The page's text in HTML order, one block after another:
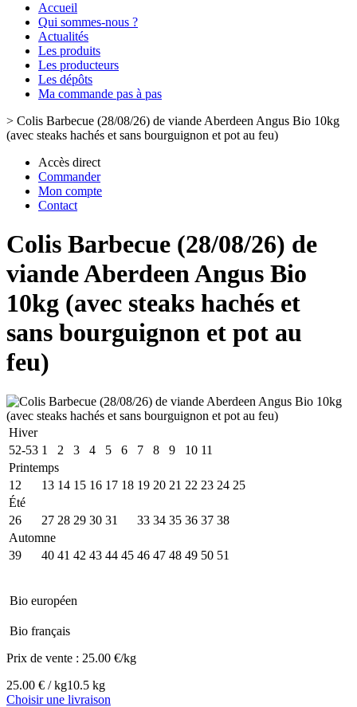
Accueil
Qui sommes-nous ?
Actualités
Les produits
Les producteurs
Les dépôts
Ma commande pas à pas
> Colis Barbecue (28/08/26) de viande Aberdeen Angus Bio 10kg
(avec steaks hachés et sans bourguignon et pot au feu)
Accès direct
Commander
Mon compte
Contact
Colis Barbecue (28/08/26) de
viande Aberdeen Angus Bio
10kg (avec steaks hachés et
sans bourguignon et pot au
feu)
Hiver
52-53 1 2 3 4 5 6 7 8 9 10 11
Printemps
12
13 14 15 16 17 18 19 20 21 22 23 24 25
Été
26
27 28 29 30 31 33 34 35 36 37 38
Automne
39
40 41 42 43 44 45 46 47 48 49 50 51
Bio européen
Bio français
Prix de vente : 25.00 €/kg
25.00 € / kg10.5 kg
Choisir une livraison